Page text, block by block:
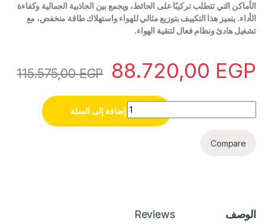
الأماكن التي تتطلب تركيبًا على الحائط، ويجمع بين الجاذبية الجمالية وكفاءة
الأداء. يتميز هذا التكييف بتوزيع مثالي للهواء واستهلاك طاقة منخفض، مع
تشغيل هادئ ونظام فعال لتنقية الهواء.
88.720,00 EGP
115.575,00EGP
إضافة إلى السلة
Compare
الوصف Reviews